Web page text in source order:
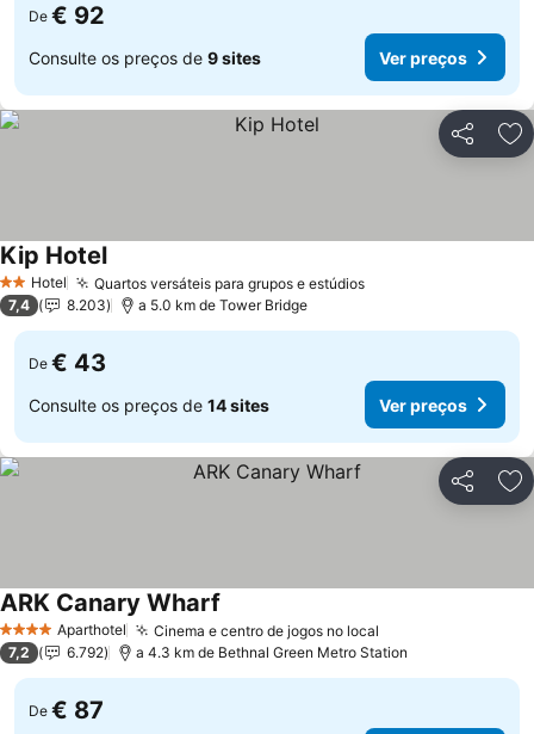
De € 92
Consulte os preços de 9 sites Ver preços
Partilhar
2 Estrelas
Hotel Quartos versáteis para grupos e estúdiosVer preços
Kip HotelVer preços
7,4 8.203 a 5.0 km de Tower Bridge
De € 43
Consulte os preços de 14 sites Ver preços
Partilhar
4 EstrelasAparthotel Cinema e centro de jogos no local
ARK Canary Wharf
7,2 6.792 a 4.3 km de Bethnal Green Metro Station
De € 87